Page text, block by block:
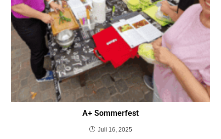
A+ Sommerfest
Juli 16, 2025